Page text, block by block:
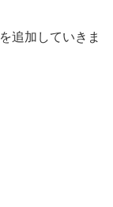
を追加していきま